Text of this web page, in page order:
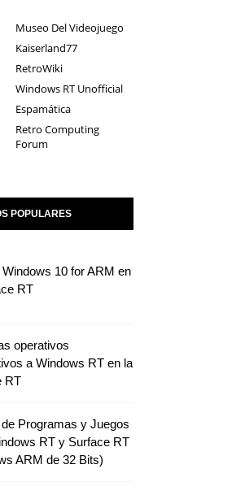
Museo Del Videojuego
Kaiserland77
RetroWiki
Windows RT Unofficial
Espamática
Retro Computing
Forum
POPULARES
Windows 10 for ARM en
RT
operativos
a Windows RT en la
RT
Programas y Juegos
RT y Surface RT
ARM de 32 Bits)